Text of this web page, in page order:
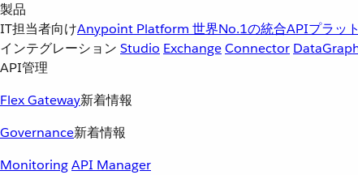
製品
IT担当者向けAnypoint Platform 世界No.1の統合APIプラッ
インテグレーション Studio ExchangeConnector
API管理
Flex Gateway新着情報
Governance新着情報
MonitoringAPI Manager